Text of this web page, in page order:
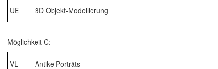
UE 3D Objekt-Modellierung
Möglichkeit C:
VL Antike Porträts